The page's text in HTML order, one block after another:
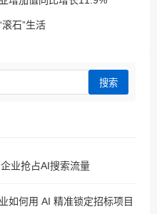
石”生活
搜索
业抢占AI搜索流量
如何用 AI 精准锁定招标项目